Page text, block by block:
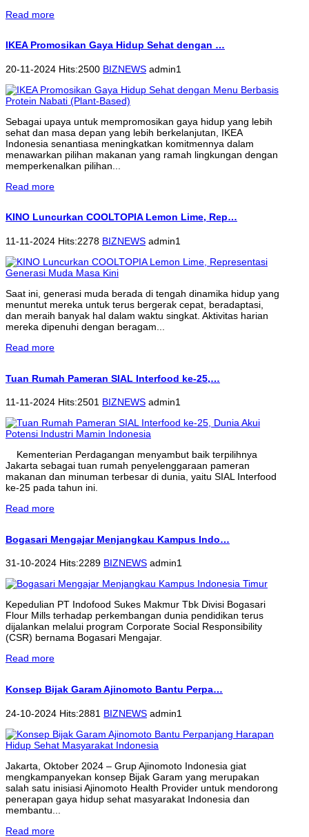
Read more
IKEA Promosikan Gaya Hidup Sehat dengan …
20-11-2024 Hits:2500 BIZNEWS admin1
Sebagai upaya untuk mempromosikan gaya hidup yang lebih
sehat dan masa depan yang lebih berkelanjutan, IKEA
Indonesia senantiasa meningkatkan komitmennya dalam
menawarkan pilihan makanan yang ramah lingkungan dengan
memperkenalkan pilihan...
Read more
KINO Luncurkan COOLTOPIA Lemon Lime, Rep…
11-11-2024 Hits:2278 BIZNEWS admin1
Saat ini, generasi muda berada di tengah dinamika hidup yang
menuntut mereka untuk terus bergerak cepat, beradaptasi,
dan meraih banyak hal dalam waktu singkat. Aktivitas harian
mereka dipenuhi dengan beragam...
Read more
Tuan Rumah Pameran SIAL Interfood ke-25,…
11-11-2024 Hits:2501 BIZNEWS admin1
Kementerian Perdagangan menyambut baik terpilihnya
Jakarta sebagai tuan rumah penyelenggaraan pameran
makanan dan minuman terbesar di dunia, yaitu SIAL Interfood
ke-25 pada tahun ini.
Read more
Bogasari Mengajar Menjangkau Kampus Indo…
31-10-2024 Hits:2289 BIZNEWS admin1
Kepedulian PT Indofood Sukes Makmur Tbk Divisi Bogasari
Flour Mills terhadap perkembangan dunia pendidikan terus
dijalankan melalui program Corporate Social Responsibility
(CSR) bernama Bogasari Mengajar.
Read more
Konsep Bijak Garam Ajinomoto Bantu Perpa…
24-10-2024 Hits:2881 BIZNEWS admin1
Jakarta, Oktober 2024 – Grup Ajinomoto Indonesia giat
mengkampanyekan konsep Bijak Garam yang merupakan
salah satu inisiasi Ajinomoto Health Provider untuk mendorong
penerapan gaya hidup sehat masyarakat Indonesia dan
membantu...
Read more